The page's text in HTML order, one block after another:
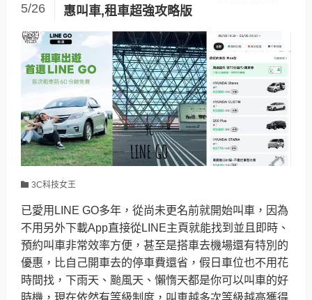
惠叫車,租車超強攻略版
5/26
3C科技女王
已愛用LINE GO多年，從尚未更名前就開始叫車，因為
不用另外下載App直接從LINE主頁就能找到並且即時、
預約叫車非常效率方便，甚至是搭車去機場還有特別的
優惠，比自己開車去的停車費還省，假日車位也不用花
時間找，下雨天、颱風天、懶惰天都是你可以叫車的好